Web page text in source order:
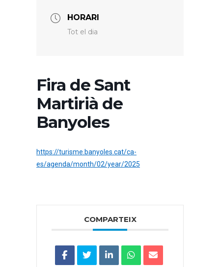
HORARI
Tot el dia
Fira de Sant
Martirià de
Banyoles
https://turisme.banyoles.cat/ca-
es/agenda/month/02/year/2025
COMPARTEIX